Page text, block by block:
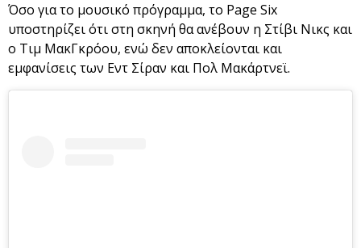
Όσο για το μουσικό πρόγραμμα, το Page Six
υποστηρίζει ότι στη σκηνή θα ανέβουν η Στίβι Νικς και
ο Τιμ ΜακΓκρόου, ενώ δεν αποκλείονται και
εμφανίσεις των Εντ Σίραν και Πολ Μακάρτνεϊ.